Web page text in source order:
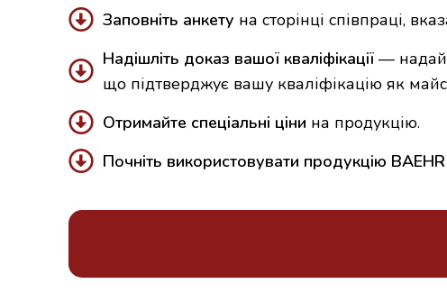
Заповніть анкету на сторінці співпраці,
Надішліть доказ вашої кваліфікації —
що підтверджує вашу кваліфікацію як
Отримайте спеціальні ціни на продукцію.
Почніть використовувати продукцію BAEHR